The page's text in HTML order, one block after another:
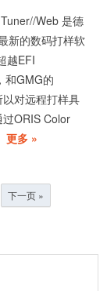
Web 是德
新的数码打样软
越EFI
和GMG的
对远程打样具
ORIS Color
更多 »
下一页 »